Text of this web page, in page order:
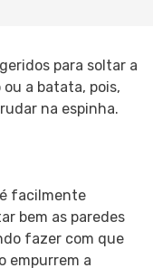
para soltar a
a batata, pois,
na espinha.
facilmente
bem as paredes
fazer com que
empurrem a